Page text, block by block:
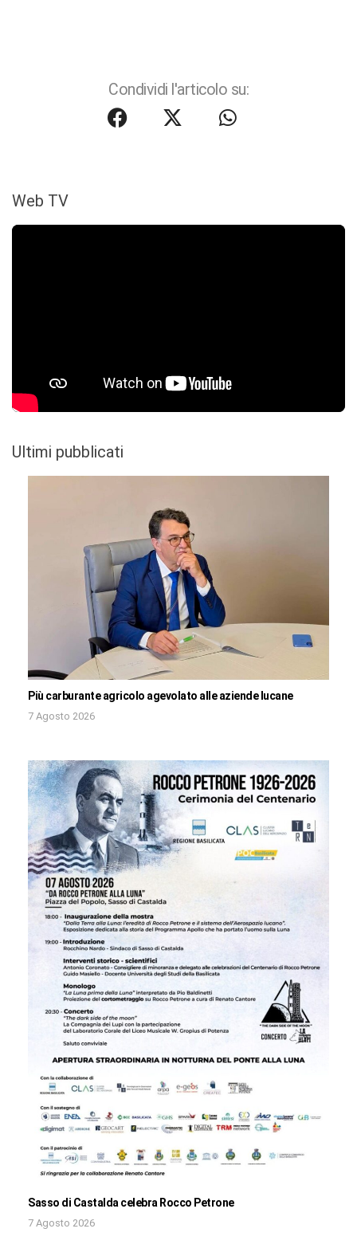
Condividi l'articolo su:
Web TV
Ultimi pubblicati
Più carburante agricolo agevolato alle aziende lucane
7 Agosto 2026
Sasso di Castalda celebra Rocco Petrone
7 Agosto 2026